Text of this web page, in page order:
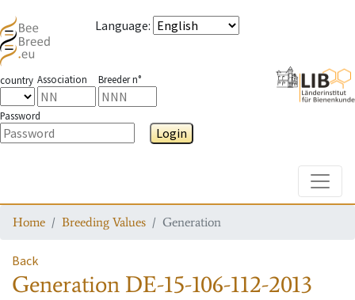
Language:
country Association Breeder n°
Password
Login
Home Breeding Values Generation
Back
Generation DE-15-106-112-2013